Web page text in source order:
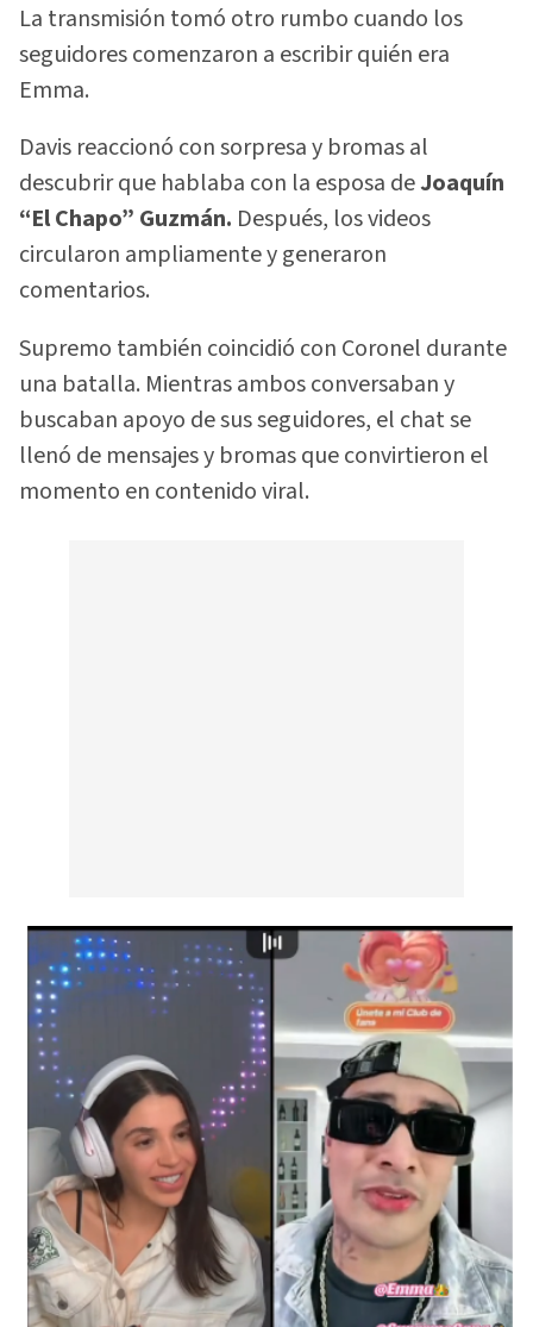
La transmisión tomó otro rumbo cuando los
seguidores comenzaron a escribir quién era
Emma.
Davis reaccionó con sorpresa y bromas al
descubrir que hablaba con la esposa deJoaquín
“El Chapo” Guzmán. Después, los videos
circularon ampliamente y generaron
comentarios.
Supremo también coincidió con Coronel durante
una batalla. Mientras ambos conversaban y
buscaban apoyo de sus seguidores, el chat se
llenó de mensajes y bromas que convirtieron el
momento en contenido viral.